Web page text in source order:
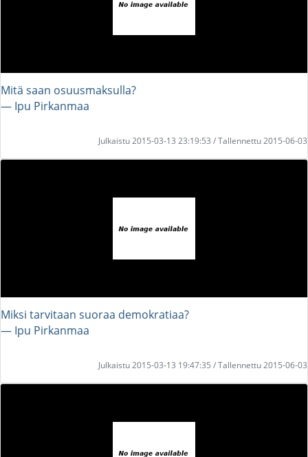
Mitä saan osuusmaksulla?
― Ipu Pirkanmaa
Julkaistu 2015-03-13 23:19:53 / Tallennettu 2015-06-03
Miksi tarvitaan suoraa demokratiaa?
― Ipu Pirkanmaa
Julkaistu 2015-03-13 19:47:35 / Tallennettu 2015-06-03